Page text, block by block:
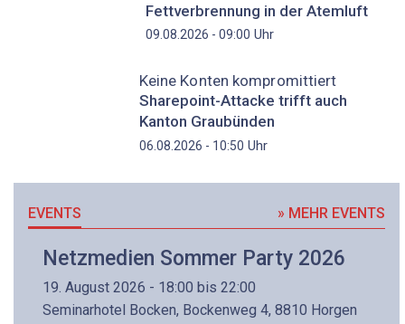
Fettverbrennung in der Atemluft
09.08.2026 - 09:00 Uhr
Keine Konten kompromittiert
Sharepoint-Attacke trifft auch
Kanton Graubünden
06.08.2026 - 10:50 Uhr
EVENTS » MEHR EVENTS
Netzmedien Sommer Party 2026
19. August 2026 - 18:00 bis 22:00
Seminarhotel Bocken, Bockenweg 4, 8810 Horgen